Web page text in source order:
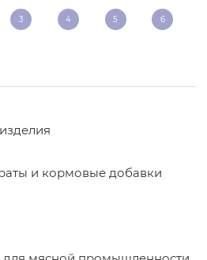
3 4 5 6
и кормовые добавки